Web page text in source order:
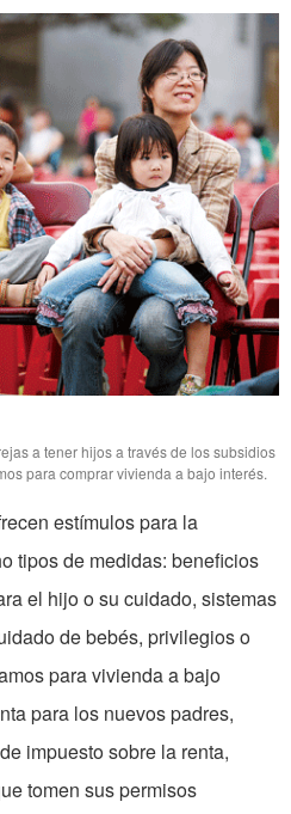
a tener hijos a través de los subsidios
para comprar vivienda a bajo interés.
estímulos para la
tipos de medidas: beneficios
el hijo o su cuidado, sistemas
de bebés, privilegios o
para vivienda a bajo
para los nuevos padres,
impuesto sobre la renta,
tomen sus permisos